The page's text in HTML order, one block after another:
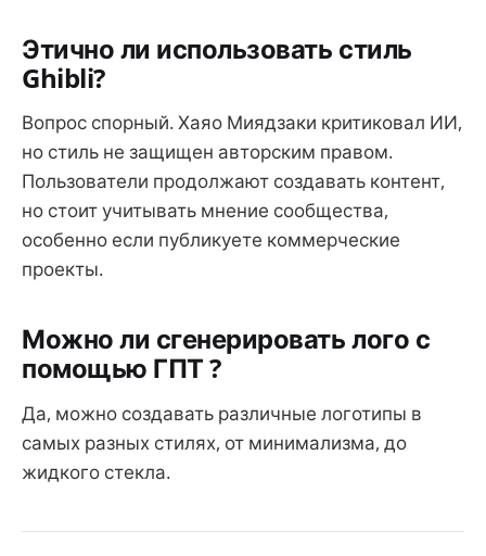
Этично ли использовать стиль
Ghibli?
Вопрос спорный. Хаяо Миядзаки критиковал ИИ,
но стиль не защищен авторским правом.
Пользователи продолжают создавать контент,
но стоит учитывать мнение сообщества,
особенно если публикуете коммерческие
проекты.
Можно ли сгенерировать лого с
помощью ГПТ ?
Да, можно создавать различные логотипы в
самых разных стилях, от минимализма, до
жидкого стекла.